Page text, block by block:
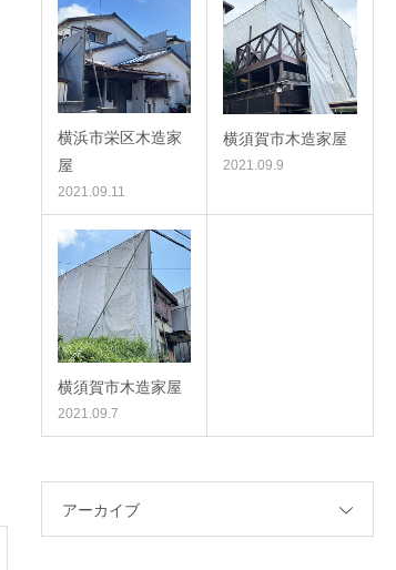
横浜市栄区木造家
屋
2021.09.11
横須賀市木造家屋
2021.09.9
横須賀市木造家屋
2021.09.7
アーカイブ